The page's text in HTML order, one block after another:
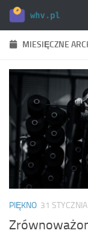
Skip to content
MIESIĘCZNE
PIĘKNO 31